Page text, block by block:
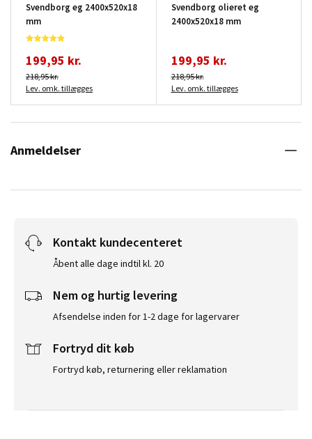
Svendborg eg 2400x520x18
mm
199,95 kr.
218,95 kr.
Lev. omk. tillægges
Svendborg olieret eg
2400x520x18 mm
199,95 kr.
218,95 kr.
Lev. omk. tillægges
Anmeldelser
Kontakt kundecenteret
Åbent alle dage indtil kl. 20
Nem og hurtig levering
Afsendelse inden for 1-2 dage for lagervarer
Fortryd dit køb
Fortryd køb, returnering eller reklamation